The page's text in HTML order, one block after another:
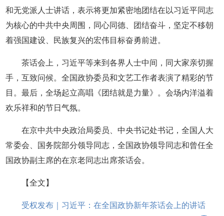
和无党派人士讲话，表示将更加紧密地团结在以习近平同志
为核心的中共中央周围，同心同德、团结奋斗，坚定不移朝
着强国建设、民族复兴的宏伟目标奋勇前进。
茶话会上，习近平等来到各界人士中间，同大家亲切握
手，互致问候。全国政协委员和文艺工作者表演了精彩的节
目。最后，全场起立高唱《团结就是力量》。会场内洋溢着
欢乐祥和的节日气氛。
在京中共中央政治局委员、中央书记处书记，全国人大
常委会、国务院部分领导同志，全国政协领导同志和曾任全
国政协副主席的在京老同志出席茶话会。
【全文】
受权发布｜习近平：在全国政协新年茶话会上的讲话